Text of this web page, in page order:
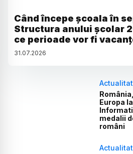
Când începe școala în
Structura anului școlar
ce perioade vor fi
31.07.2026
Europa
medalii
români